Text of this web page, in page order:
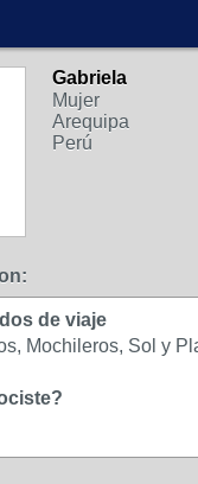
Gabriela
Mujer
Arequipa
Perú
de viaje
Mochileros, Sol y